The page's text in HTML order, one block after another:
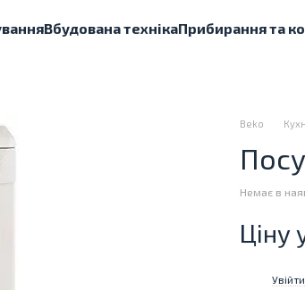
Вбудована технікаПрибирання та
Beko
Немає в
Ціну
Увійти